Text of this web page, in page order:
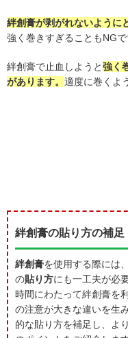
絆創膏が剥がれないように
強く巻きすぎることもNGで
絆創膏で止血しようと強く
があります。 適度に巻くよ
絆創膏の貼り方の補足
絆創膏を使用する際には
の貼り方にも一工夫が必
時間にわたって絆創膏を
の注意が大きな違いを生
的な貼り方を補足し、よ